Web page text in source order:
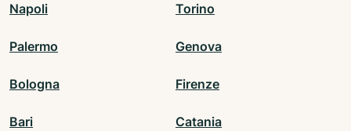
Napoli Torino
Palermo Genova
Bologna Firenze
Bari Catania